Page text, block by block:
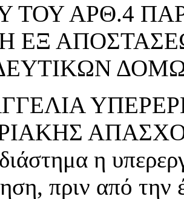
ΤΟΥ ΑΡΘ.4
ΕΞ
η
πριν από την